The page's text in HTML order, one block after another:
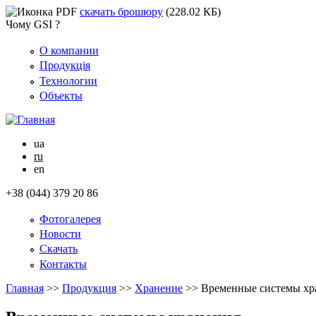
скачать брошюру (228.02 КБ)
Чому GSI ?
О компании
Продукція
Технологии
Объекты
ua
ru
en
+38 (044) 379 20 86
Фотогалерея
Новости
Скачать
Контакты
Главная >> Продукция >> Хранение >> Временные системы